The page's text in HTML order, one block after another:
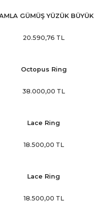
GÜMÜŞ YÜZÜK BÜYÜK
20.590,76 TL
Octopus Ring
38.000,00 TL
Lace Ring
18.500,00 TL
Lace Ring
18.500,00 TL